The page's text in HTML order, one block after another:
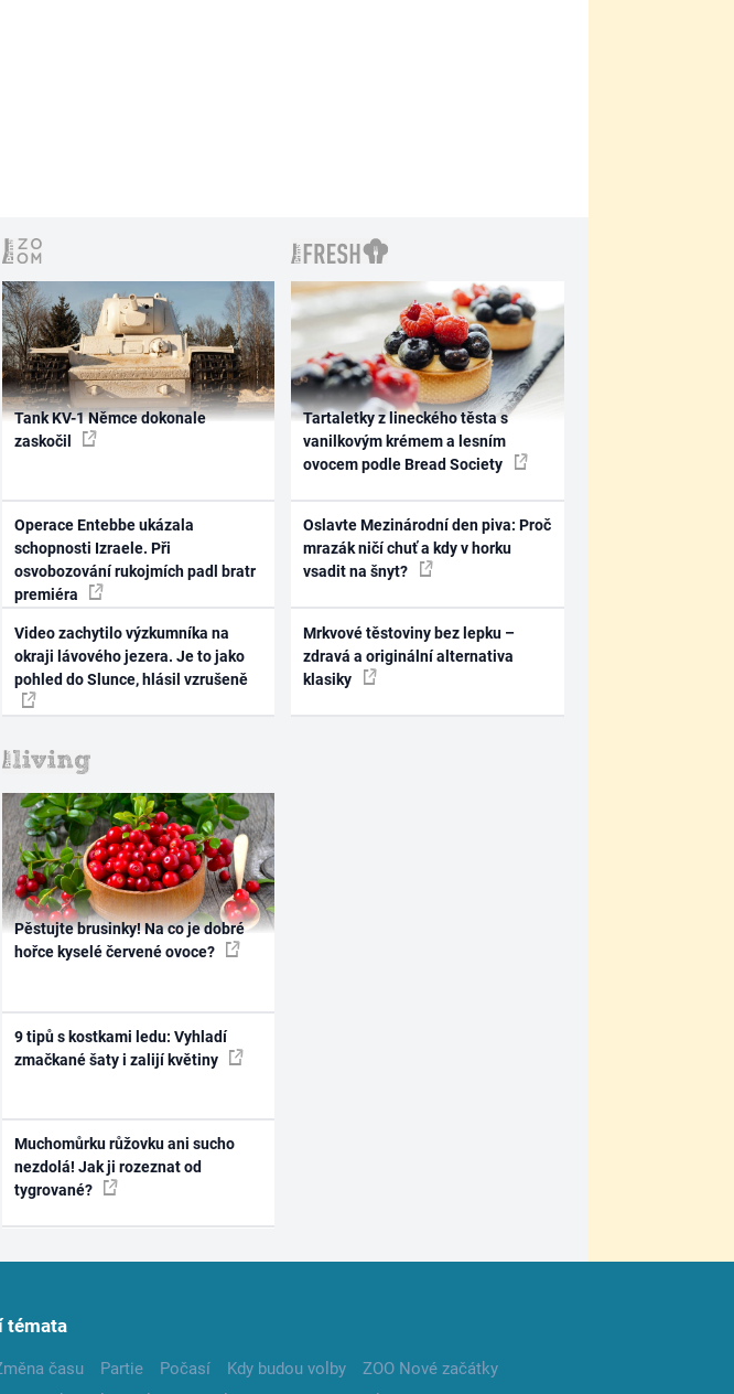
Tank KV-1 Němce dokonale
zaskočil
Operace Entebbe ukázala
schopnosti Izraele. Při
osvobozování rukojmích padl bratr
premiéra
Video zachytilo výzkumníka na
okraji lávového jezera. Je to jako
pohled do Slunce, hlásil vzrušeně
Tartaletky z lineckého těsta s
vanilkovým krémem a lesním
ovocem podle Bread Society
Oslavte Mezinárodní den piva: Proč
mrazák ničí chuť a kdy v horku
vsadit na šnyt?
Mrkvové těstoviny bez lepku –
zdravá a originální alternativa
klasiky
Pěstujte brusinky! Na co je dobré
hořce kyselé červené ovoce?
9 tipů s kostkami ledu: Vyhladí
zmačkané šaty i zalijí květiny
Muchomůrku růžovku ani sucho
nezdolá! Jak ji rozeznat od
tygrované?
témata
času Partie Počasí Kdy budou volby
ZOO Nové začátky